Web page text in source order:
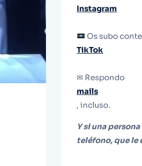
Instagram
Os subo
TikTok
✉ Respondo
mails
, incluso.
Y si una
teléfono, que le